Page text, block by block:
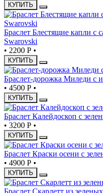
КУПИТЬ
Браслет Блестящие капли с
Swarovski
• 2200 Р •
КУПИТЬ
Браслет-дорожка Миледи с
• 4500 Р •
КУПИТЬ
Браслет Калейдоскоп с
• 3200 Р •
КУПИТЬ
Браслет Краски осени с
• 4900 Р •
КУПИТЬ
Браслет Скарлетт из